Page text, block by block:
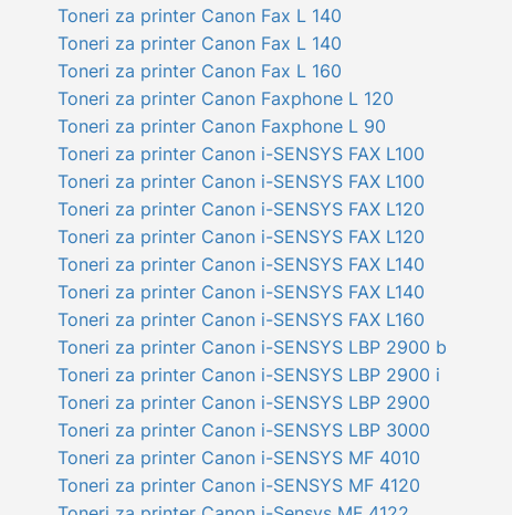
Toneri za printer Canon Fax L 140
Toneri za printer Canon Fax L 140
Toneri za printer Canon Fax L 160
Toneri za printer Canon Faxphone L 120
Toneri za printer Canon Faxphone L 90
Toneri za printer Canon i-SENSYS FAX L100
Toneri za printer Canon i-SENSYS FAX L100
Toneri za printer Canon i-SENSYS FAX L120
Toneri za printer Canon i-SENSYS FAX L120
Toneri za printer Canon i-SENSYS FAX L140
Toneri za printer Canon i-SENSYS FAX L140
Toneri za printer Canon i-SENSYS FAX L160
Toneri za printer Canon i-SENSYS LBP 2900 b
Toneri za printer Canon i-SENSYS LBP 2900 i
Toneri za printer Canon i-SENSYS LBP 2900
Toneri za printer Canon i-SENSYS LBP 3000
Toneri za printer Canon i-SENSYS MF 4010
Toneri za printer Canon i-SENSYS MF 4120